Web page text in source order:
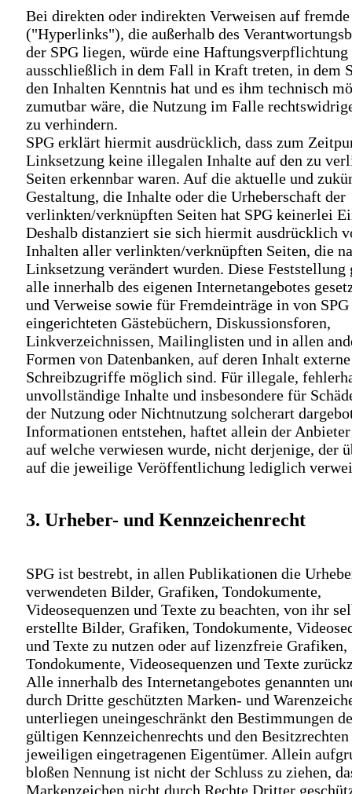
Bei direkten oder indirekten Verweisen auf fremde
("Hyperlinks"), die außerhalb des
der SPG liegen, würde eine Haftungsverpflichtung
ausschließlich in dem Fall in Kraft treten, in dem
den Inhalten Kenntnis hat und es ihm technisch
zumutbar wäre, die Nutzung im Falle
zu verhindern.
SPG erklärt hiermit ausdrücklich, dass zum
Linksetzung keine illegalen Inhalte auf den zu
Seiten erkennbar waren. Auf die aktuelle und
Gestaltung, die Inhalte oder die Urheberschaft der
verlinkten/verknüpften Seiten hat SPG keinerlei
Deshalb distanziert sie sich hiermit ausdrücklich
Inhalten aller verlinkten/verknüpften Seiten, die
Linksetzung verändert wurden. Diese
alle innerhalb des eigenen Internetangebotes
und Verweise sowie für Fremdeinträge in von SPG
eingerichteten Gästebüchern, Diskussionsforen,
Linkverzeichnissen, Mailinglisten und in allen
Formen von Datenbanken, auf deren Inhalt externe
Schreibzugriffe möglich sind. Für illegale,
unvollständige Inhalte und insbesondere für
der Nutzung oder Nichtnutzung solcherart
Informationen entstehen, haftet allein der
auf welche verwiesen wurde, nicht derjenige, der
auf die jeweilige Veröffentlichung lediglich
3. Urheber- und Kennzeichenrecht
SPG ist bestrebt, in allen Publikationen die
verwendeten Bilder, Grafiken, Tondokumente,
Videosequenzen und Texte zu beachten, von ihr
erstellte Bilder, Grafiken, Tondokumente,
und Texte zu nutzen oder auf lizenzfreie Grafiken,
Tondokumente, Videosequenzen und Texte
Alle innerhalb des Internetangebotes genannten
durch Dritte geschützten Marken- und
unterliegen uneingeschränkt den Bestimmungen
gültigen Kennzeichenrechts und den Besitzrechten
jeweiligen eingetragenen Eigentümer. Allein
bloßen Nennung ist nicht der Schluss zu ziehen,
Markenzeichen nicht durch Rechte Dritter